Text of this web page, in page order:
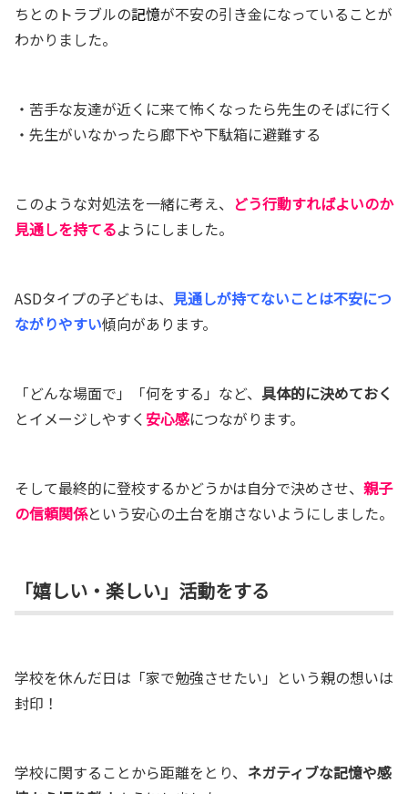
ちとのトラブルの記憶が不安の引き金になっていることが
わかりました。
・苦手な友達が近くに来て怖くなったら先生のそばに行く
・先生がいなかったら廊下や下駄箱に避難する
このような対処法を一緒に考え、 どう行動すればよいのか
見通しを持てるようにしました。
ASDタイプの子どもは、 見通しが持てないことは不安につ
ながりやすい傾向があります。
「どんな場面で」「何をする」など、 具体的に決めておく
とイメージしやすく 安心感につながります。
そして最終的に登校するかどうかは自分で決めさせ、 親子
の信頼関係という安心の土台を崩さないようにしました。
「嬉しい・楽しい」活動をする
学校を休んだ日は「家で勉強させたい」という親の想いは
封印！
学校に関することから距離をとり、 ネガティブな記憶や感